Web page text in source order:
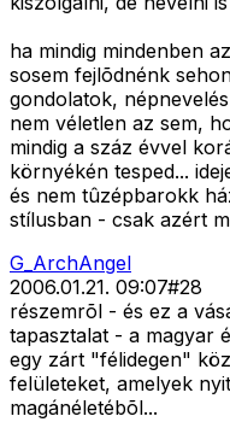
ha mindig mindenben
sosem fejlõdnénk
gondolatok,
nem véletlen az sem,
mindig a száz évvel
környékén tesped...
és nem tûzépbarokk
stílusban - csak azért
G_ArchAngel
2006.01.21. 09:07#28
részemrõl - és ez a
tapasztalat - a magyar
egy zárt "félidegen"
felületeket, amelyek
magánéletébõl...